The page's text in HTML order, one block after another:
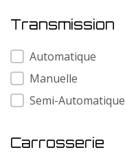
Transmission
Transmission
Automatique
Manuelle
Semi-Automatique
Carrosserie